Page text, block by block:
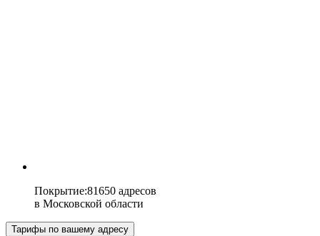
Покрытие:81650 адресов
в Московской области
Тарифы по вашему адресу